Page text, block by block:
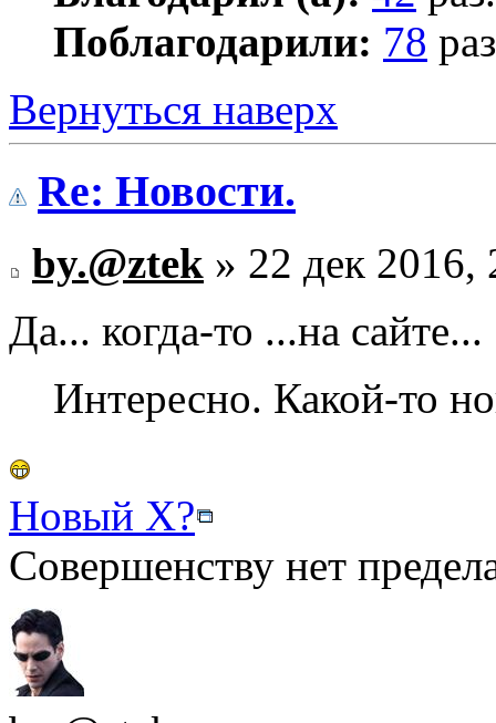
Поблагодарили: 78
Вернуться наверх
Re: Новости.
by.@ztek » 22 дек 2016,
Да... когда-то ...на сайте...
Интересно. Какой-то
Новый Х?
Совершенству нет